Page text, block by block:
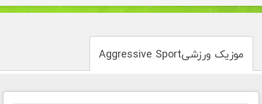
موزیک ورزشیAggressive Sport